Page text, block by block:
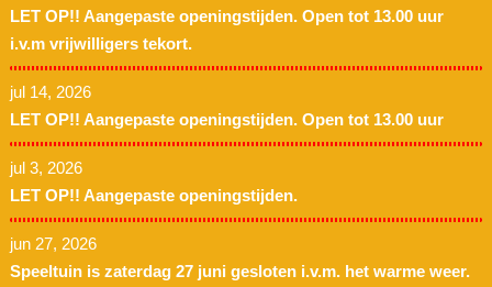
LET OP!! Aangepaste openingstijden. Open tot 13.00 uur
i.v.m vrijwilligers tekort.
jul 14, 2026
LET OP!! Aangepaste openingstijden. Open tot 13.00 uur
jul 3, 2026
LET OP!! Aangepaste openingstijden.
jun 27, 2026
Speeltuin is zaterdag 27 juni gesloten i.v.m. het warme weer.